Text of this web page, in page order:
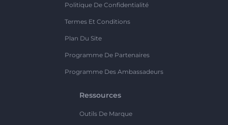
Politique De Confidentialité
Termes Et Conditions
Plan Du Site
Programme De Partenaires
Programme Des Ambassadeurs
Ressources
Outils De Marque